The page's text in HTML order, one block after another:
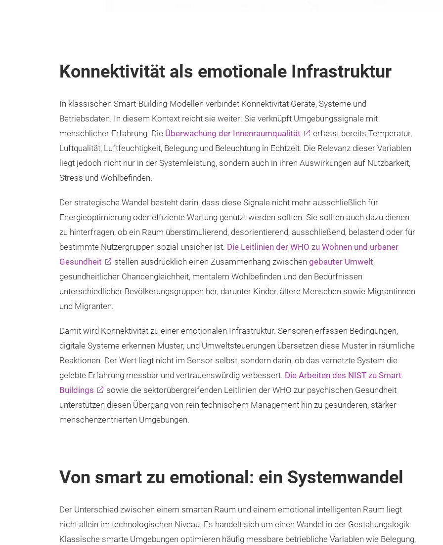
Konnektivität als emotionale Infrastruktur
In klassischen Smart-Building-Modellen verbindet Konnektivität Geräte, Systeme und
Betriebsdaten. In diesem Kontext reicht sie weiter: Sie verknüpft Umgebungssignale mit
menschlicher Erfahrung. Die Überwachung der Innenraumqualität
erfasst bereits Temperatur,
Luftqualität, Luftfeuchtigkeit, Belegung und Beleuchtung in Echtzeit. Die Relevanz dieser Variablen
liegt jedoch nicht nur in der Systemleistung, sondern auch in ihren Auswirkungen auf Nutzbarkeit,
Stress und Wohlbefinden.
Der strategische Wandel besteht darin, dass diese Signale nicht mehr ausschließlich für
Energieoptimierung oder effiziente Wartung genutzt werden sollten. Sie sollten auch dazu dienen
zu hinterfragen, ob ein Raum überstimulierend, desorientierend, ausschließend, belastend oder für
bestimmte Nutzergruppen sozial unsicher ist. Die Leitlinien der WHO zu Wohnen und urbaner
Gesundheit
stellen ausdrücklich einen Zusammenhang zwischen gebauter Umwelt,
gesundheitlicher Chancengleichheit, mentalem Wohlbefinden und den Bedürfnissen
unterschiedlicher Bevölkerungsgruppen her, darunter Kinder, ältere Menschen sowie Migrantinnen
und Migranten.
Damit wird Konnektivität zu einer emotionalen Infrastruktur. Sensoren erfassen Bedingungen,
digitale Systeme erkennen Muster, und Umweltsteuerungen übersetzen diese Muster in räumliche
Reaktionen. Der Wert liegt nicht im Sensor selbst, sondern darin, ob das vernetzte System die
gelebte Erfahrung messbar und vertrauenswürdig verbessert. Die Arbeiten des NIST zu Smart
Buildings
sowie die sektorübergreifenden Leitlinien der WHO zur psychischen Gesundheit
unterstützen diesen Übergang von rein technischem Management hin zu gesünderen, stärker
menschenzentrierten Umgebungen.
Von smart zu emotional: ein Systemwandel
Der Unterschied zwischen einem smarten Raum und einem emotional intelligenten Raum liegt
nicht allein im technologischen Niveau. Es handelt sich um einen Wandel in der Gestaltungslogik.
Klassische smarte Umgebungen optimieren häufig messbare betriebliche Variablen wie Belegung,